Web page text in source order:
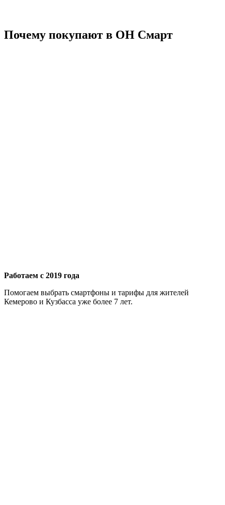
Почему покупают в ОН Смарт
Работаем с 2019 года
Помогаем выбрать смартфоны и тарифы для жителей
Кемерово и Кузбасса уже более 7 лет.